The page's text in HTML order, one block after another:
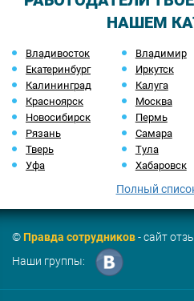
НАШЕМ
Владивосток Владимир
Екатеринбург
Иркутск
Калининград
Калуга
Красноярск
Москва
Новосибирск
Пермь
Рязань
Самара
Тверь
Тула
Уфа
Хабаровск
Полный
©Правда сотрудников- сайт
Наши группы: